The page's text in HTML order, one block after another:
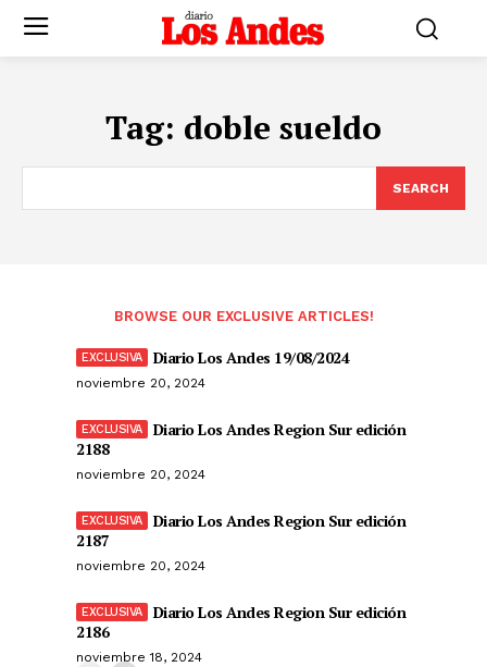
Tag: doble sueldo
SEARCH
BROWSE OUR EXCLUSIVE ARTICLES!
Diario Los Andes 19/08/2024
noviembre 20, 2024
Diario Los Andes Region Sur edición
2188
noviembre 20, 2024
Diario Los Andes Region Sur edición
2187
noviembre 20, 2024
Diario Los Andes Region Sur edición
2186
noviembre 18, 2024